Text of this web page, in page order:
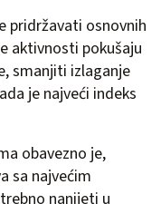
pridržavati osnovnih
aktivnosti pokušaju
smanjiti izlaganje
je najveći indeks
obavezno je,
sa najvećim
nanijeti u